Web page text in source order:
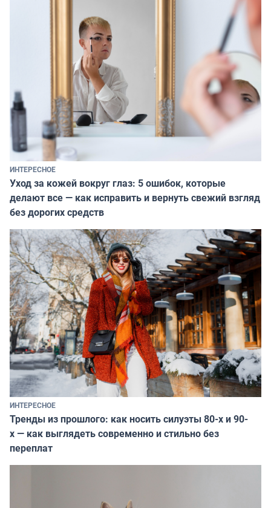
ИНТЕРЕСНОЕ
Уход за кожей вокруг глаз: 5 ошибок, которые
делают все — как исправить и вернуть свежий взгляд
без дорогих средств
ИНТЕРЕСНОЕ
Тренды из прошлого: как носить силуэты 80-х и 90-
х — как выглядеть современно и стильно без
переплат